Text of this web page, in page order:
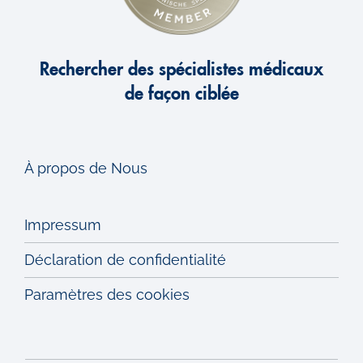
Hyperthyroïdie
Hypertension artérielle liée au diabète
I
Rechercher des spécialistes médicaux
de façon ciblée
À propos de Nous
Impressum
Déclaration de confidentialité
Paramètres des cookies